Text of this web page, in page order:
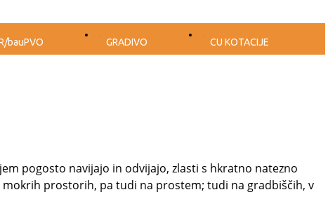
bauPVO GRADIVO CU KOTACIJE
pogosto navijajo in odvijajo, zlasti s hkratno natezno
mokrih prostorih, pa tudi na prostem; tudi na gradbiščih, v